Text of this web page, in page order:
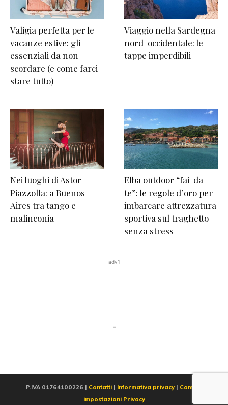
Valigia perfetta per le
vacanze estive: gli
essenziali da non
scordare (e come farci
stare tutto)
Viaggio nella Sardegna
nord-occidentale: le
tappe imperdibili
Nei luoghi di Astor
Piazzolla: a Buenos
Aires tra tango e
malinconia
Elba outdoor “fai-da-
te”: le regole d’oro per
imbarcare attrezzatura
sportiva sul traghetto
senza stress
adv1
-
P.IVA 01764100226 | Contatti| Informativa privacy| Cambia
impostazioni Privacy